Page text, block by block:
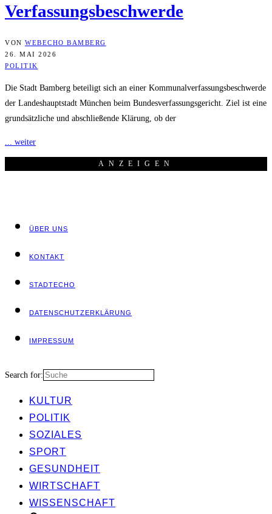
Verfassungsbeschwerde
VON WEBECHO BAMBERG
26. MAI 2026
POLITIK
Die Stadt Bamberg beteiligt sich an einer Kommunalverfassungsbeschwerde
der Landeshauptstadt München beim Bundesverfassungsgericht. Ziel ist eine
grundsätzliche und abschließende Klärung, ob der
... weiter
ANZEI­GEN
ÜBER UNS
KON­TAKT
STADT­ECHO
DATEN­SCHUTZ­ER­KLÄ­RUNG
IMPRES­SUM
Search for:
KUL­TUR
POLI­TIK
SOZIA­LES
SPORT
GESUND­HEIT
WIRT­SCHAFT
WIS­SEN­SCHAFT